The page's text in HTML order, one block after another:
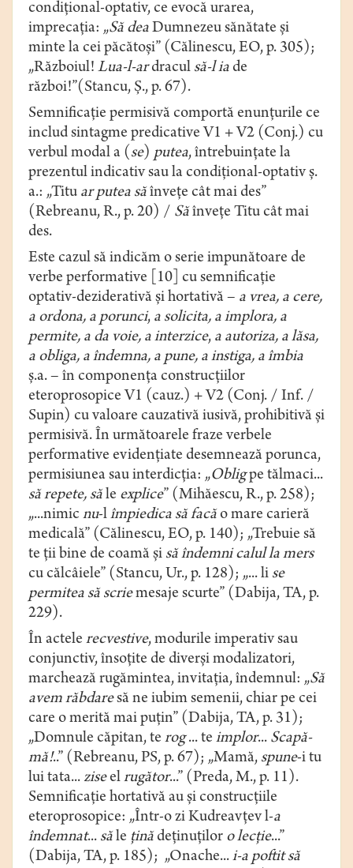
condițional-optativ, ce evocă urarea,
imprecaţia: „Să deaDumnezeu sănătate şi
minte la cei păcătoşi” (Călinescu, EO, p. 305);
„Războiul! Lua-l-ardracul să-l ia de
război!”(Stancu, Ș., p. 67).
Semnificaţie permisivă comportă enunţurile ce
includ sintagme predicative V1 + V2 (Conj.) cu
verbul modal a (se) putea, întrebuinţate la
prezentul indicativ sau la condiţional-optativ ş.
a.: „Titu ar putea săînveţe cât mai des”
(Rebreanu, R., p. 20) / Săînveţe Titu cât mai
des.
Este cazul să indicăm o serie impunătoare de
verbe performative [10] cu semnificaţie
optativ-deziderativă și hortativă – a vrea, a cere,
a ordona, a porunci, a solicita, a implora, a
permite, a da voie, a interzice, a autoriza, a lăsa,
a obliga, a îndemna, a pune, a instiga, a îmbia
ș.a. – în componenţa construcţiilor
eteroprosopice V1 (cauz.) + V2 (Conj. / Inf. /
Supin) cu valoare cauzativă iusivă, prohibitivă şi
permisivă. În următoarele fraze verbele
performative evidențiate desemnează porunca,
permisiunea sau interdicția: „Obligpe tălmaci...
să repete, săle explice” (Mihăescu, R., p. 258);
„...nimic nu-lîmpiedica săfacă o mare carieră
medicală” (Călinescu, EO, p. 140); „Trebuie să
te ții bine de coamă și să îndemni calul la mers
cu călcâiele” (Stancu, Ur., p. 128); „... li se
permitea să scriemesaje scurte” (Dabija, TA, p.
229).
În actele recvestive, modurile imperativ sau
conjunctiv, însoțite de diverși modalizatori,
marchează rugămintea, invitaţia, îndemnul: „Să
avem răbdaresă ne iubim semenii, chiar pe cei
care o merită mai puțin” (Dabija, TA, p. 31);
„Domnule căpitan, te rog... te implor... Scapă-
mă!..” (Rebreanu, PS, p. 67); „Mamă, spune-i tu
lui tata... ziseelrugător...” (Preda, M., p. 11).
Semnificație hortativă au și construcțiile
eteroprosopice: „Într-o zi Kudreavțev l-a
îndemnat... săle țină deținuților o lecție...”
(Dabija, TA, p. 185); „Onache...i-a poftit să